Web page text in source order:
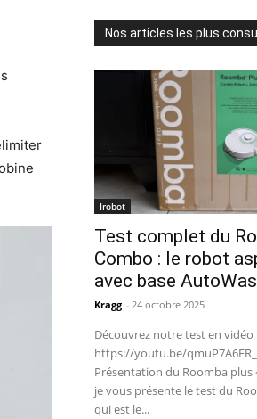
18/07/2026
02:33
Guirlande
puissance en
complet
04:38
Aiper Scuba
robot de
test complet !
UGREEN
le NAS qui va
Synology et
🏆 Sunseeker
cartographie
seul.
09:48
DJI Power
cette station
compacte…
11:56
Nos articles les plus
Irobot
Test complet du
Combo : le robot
avec base
Kragg - 24 octobre 2025
Découvrez notre test en vidéo
https://youtu.be/
Présentation du Roomba
je vous présente le test du
qui est le...